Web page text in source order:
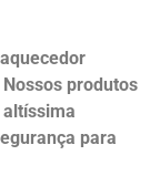
produtos
para